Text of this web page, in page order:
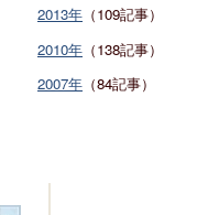
2013年 （109記事）
2010年 （138記事）
2007年 （84記事）